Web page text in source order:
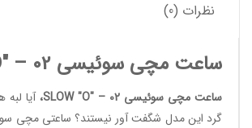
نظرات (0)
ساعت مچی سوئیسی SLOW "O" – 02
ساعت مچی سوئیسی SLOW "O" – 02 ،آیا
گرد این مدل شگفت آور نیستند؟ ساعتی مچی